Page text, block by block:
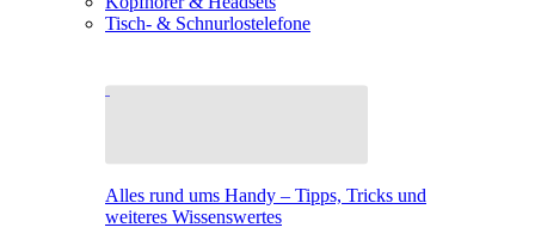
Tisch- & Schnurlostelefone
Alles rund ums Handy – Tipps, Tricks und
weiteres Wissenswertes